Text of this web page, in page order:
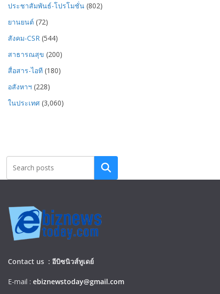
ประชาสัมพันธ์-โปรโมชั่น (802)
ยานยนต์ (72)
สังคม-CSR (544)
สาธารณสุข (200)
สื่อสาร-ไอที (180)
อสังหาฯ (228)
ในประเทศ (3,060)
Search
Contact us : อีบิซนิวส์ทูเดย์
E-mail : ebiznewstoday@gmail.com